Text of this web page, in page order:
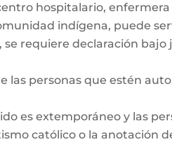
hospitalario,
indígena, puede
requiere declaración
las personas que estén
es extemporáneo y las
católico o la anotación